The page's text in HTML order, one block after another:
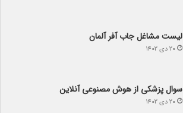
لیست مشاغل جاب آفر آلمان
۲۰ دی ۱۴۰۲
سوال پزشکی از هوش مصنوعی آنلاین
۲۰ دی ۱۴۰۲